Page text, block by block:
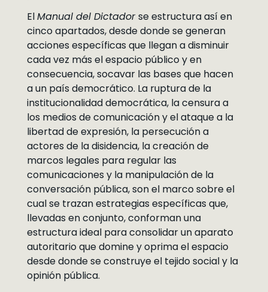
ElManual del Dictadorse estructura así en
cinco apartados, desde donde se generan
acciones específicas que llegan a disminuir
cada vez más el espacio público y en
consecuencia, socavar las bases que hacen
a un país democrático. La ruptura de la
institucionalidad democrática, la censura a
los medios de comunicación y el ataque a la
libertad de expresión, la persecución a
actores de la disidencia, la creación de
marcos legales para regular las
comunicaciones y la manipulación de la
conversación pública, son el marco sobre el
cual se trazan estrategias específicas que,
llevadas en conjunto, conforman una
estructura ideal para consolidar un aparato
autoritario que domine y oprima el espacio
desde donde se construye el tejido social y la
opinión pública.